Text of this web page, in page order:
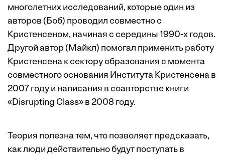
многолетних исследований, которые один из
авторов (Боб) проводил совместно с
Кристенсеном, начиная с середины 1990-х годов.
Другой автор (Майкл) помогал применить работу
Кристенсена к сектору образования с момента
совместного основания Института Кристенсена в
2007 году и написания в соавторстве книги
«Disrupting Class» в 2008 году.
Теория полезна тем, что позволяет предсказать,
как люди действительно будут поступать в